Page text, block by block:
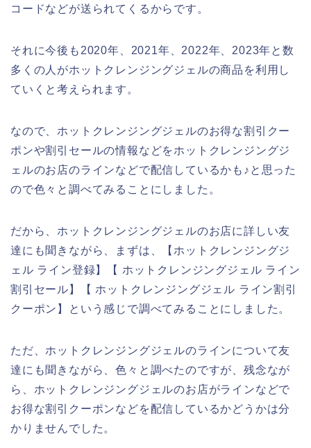
コードなどが送られてくるからです。
それに今後も2020年、2021年、2022年、2023年と数
多くの人がホットクレンジングジェルの商品を利用し
ていくと考えられます。
なので、ホットクレンジングジェルのお得な割引クー
ポンや割引セールの情報などをホットクレンジングジ
ェルのお店のラインなどで配信しているかも♪と思った
ので色々と調べてみることにしました。
だから、ホットクレンジングジェルのお店に詳しい友
達にも聞きながら、まずは、【ホットクレンジングジ
ェル ライン登録】【 ホットクレンジングジェル ライン
割引セール】【 ホットクレンジングジェル ライン割引
クーポン】という感じで調べてみることにしました。
ただ、ホットクレンジングジェルのラインについて友
達にも聞きながら、色々と調べたのですが、残念なが
ら、ホットクレンジングジェルのお店がラインなどで
お得な割引クーポンなどを配信しているかどうかは分
かりませんでした。